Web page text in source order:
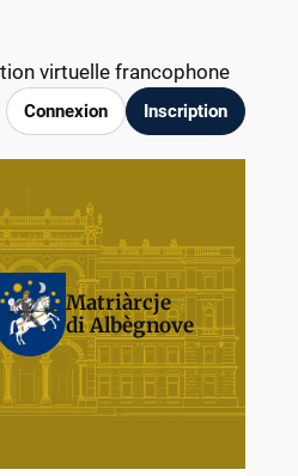
virtuelle francophone
Connexion Inscription
Matriàrcje
di Albègnove